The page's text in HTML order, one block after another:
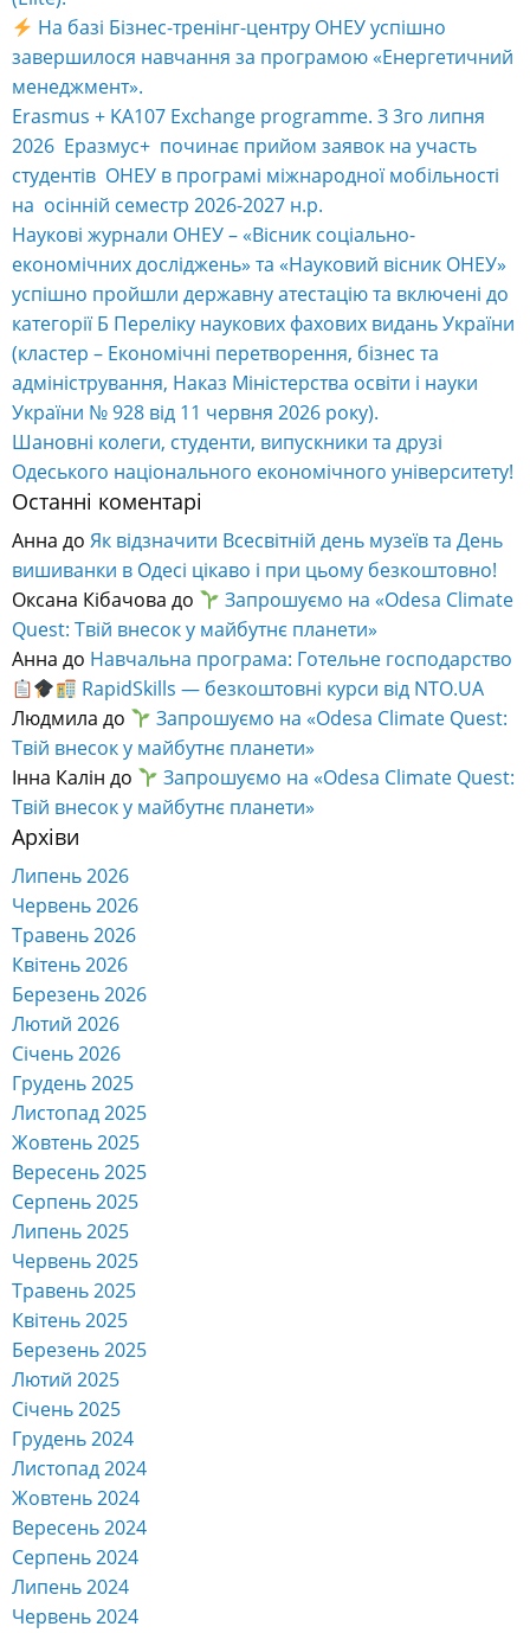
менеджмент».
Erasmus + KA107 Exchange programme. З 3го липня
2026 Еразмус+ починає прийом заявок на участь
студентів ОНЕУ в програмі міжнародної мобільності
на осінній семестр 2026-2027 н.р.
Наукові журнали ОНЕУ – «Вісник соціально-
економічних досліджень» та «Науковий вісник ОНЕУ»
успішно пройшли державну атестацію та включені до
категорії Б Переліку наукових фахових видань України
(кластер – Економічні перетворення, бізнес та
адміністрування, Наказ Міністерства освіти і науки
України № 928 від 11 червня 2026 року).
Шановні колеги, студенти, випускники та друзі
Одеського національного економічного університету!
Останні коментарі
АннадоЯк відзначити Всесвітній день музеїв та День
вишиванки в Одесі цікаво і при цьому безкоштовно!
Quest: Твій внесок у майбутнє планети»
АннадоНавчальна програма: Готельне господарство
RapidSkills — безкоштовні курси від NTO.UA
Людмиладо
Запрошуємо на «Odesa Climate Quest:
Твій внесок у майбутнє планети»
Інна Каліндо
Запрошуємо на «Odesa Climate Quest:
Твій внесок у майбутнє планети»
Архіви
Липень 2026
Червень 2026
Квітень 2026
Березень 2026
Лютий 2026
Січень 2026
Грудень 2025
Листопад 2025
Жовтень 2025
Вересень 2025
Серпень 2025
Липень 2025
Червень 2025
Травень 2025
Квітень 2025
Березень 2025
Лютий 2025
Січень 2025
Грудень 2024
Листопад 2024
Жовтень 2024
Вересень 2024
Серпень 2024
Липень 2024
Червень 2024
Травень 2024
Квітень 2024